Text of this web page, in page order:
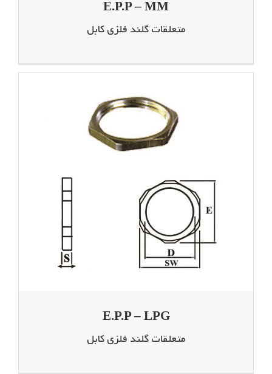
E.P.P – MM
متعلقات گلند فلزی کابل
E.P.P – LPG
متعلقات گلند فلزی کابل